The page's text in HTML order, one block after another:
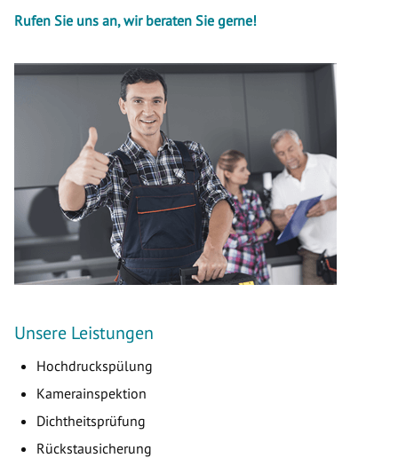
Rufen Sie uns an, wir beraten Sie gerne!
Unsere Leistungen
Hochdruckspülung
Kamerainspektion
Dichtheitsprüfung
Rückstausicherung